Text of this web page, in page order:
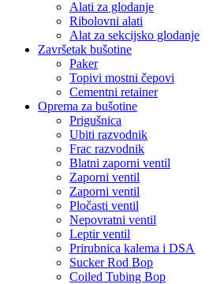
Alati za glodanje
Ribolovni alati
Alat za sekcijsko glodanje
Završetak bušotine
Paker
Topivi mostni čepovi
Cementni retainer
Oprema za bušotine
Prigušnica
Ubiti razvodnik
Frac razvodnik
Blatni zaporni ventil
Zaporni ventil
Zaporni ventil
Pločasti ventil
Nepovratni ventil
Leptir ventil
Prirubnica kalema i DSA
Sucker Rod Bop
Coiled Tubing Bop